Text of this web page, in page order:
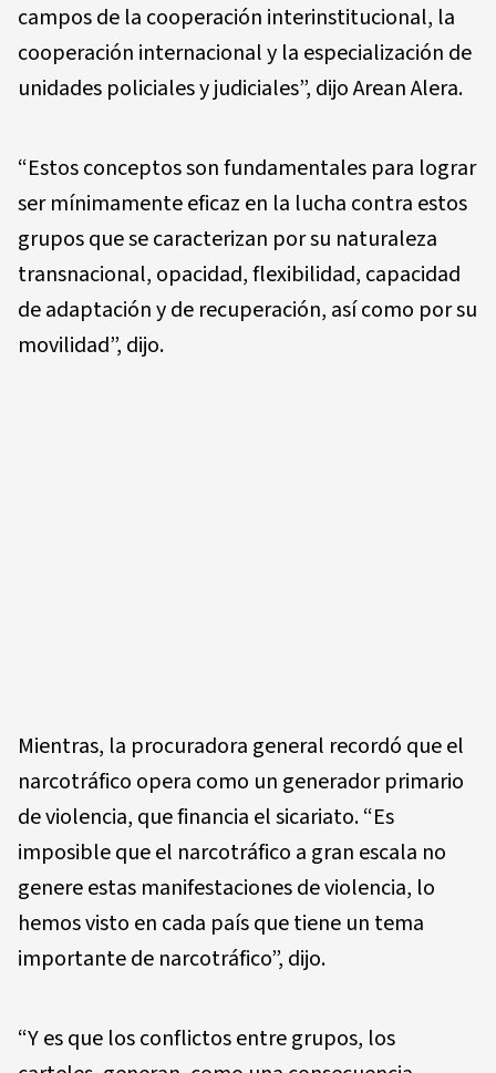
campos de la cooperación interinstitucional, la
cooperación internacional y la especialización de
unidades policiales y judiciales”, dijo Arean Alera.
“Estos conceptos son fundamentales para lograr
ser mínimamente eficaz en la lucha contra estos
grupos que se caracterizan por su naturaleza
transnacional, opacidad, flexibilidad, capacidad
de adaptación y de recuperación, así como por su
movilidad”, dijo.
Mientras, la procuradora general recordó que el
narcotráfico opera como un generador primario
de violencia, que financia el sicariato. “Es
imposible que el narcotráfico a gran escala no
genere estas manifestaciones de violencia, lo
hemos visto en cada país que tiene un tema
importante de narcotráfico”, dijo.
“Y es que los conflictos entre grupos, los